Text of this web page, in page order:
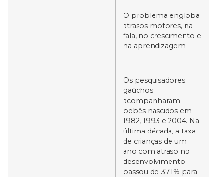
O problema engloba
atrasos motores, na
fala, no crescimento e
na aprendizagem.
Os pesquisadores
gaúchos
acompanharam
bebês nascidos em
1982, 1993 e 2004. Na
última década, a taxa
de crianças de um
ano com atraso no
desenvolvimento
passou de 37,1% para